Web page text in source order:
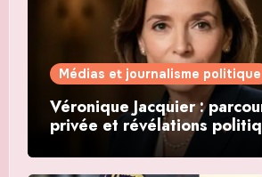
Médias et journalisme politique
Véronique Jacquier :
privée et révélations